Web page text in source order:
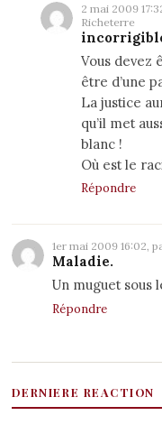
2 mai 2009
Richeterre
Vous devez
être d’une
La justice
qu’il met
blanc !
Où est le
Répondre
1er mai 2009 16:02,
Maladie.
Un muguet sous
Répondre
DERNIERE REACTION